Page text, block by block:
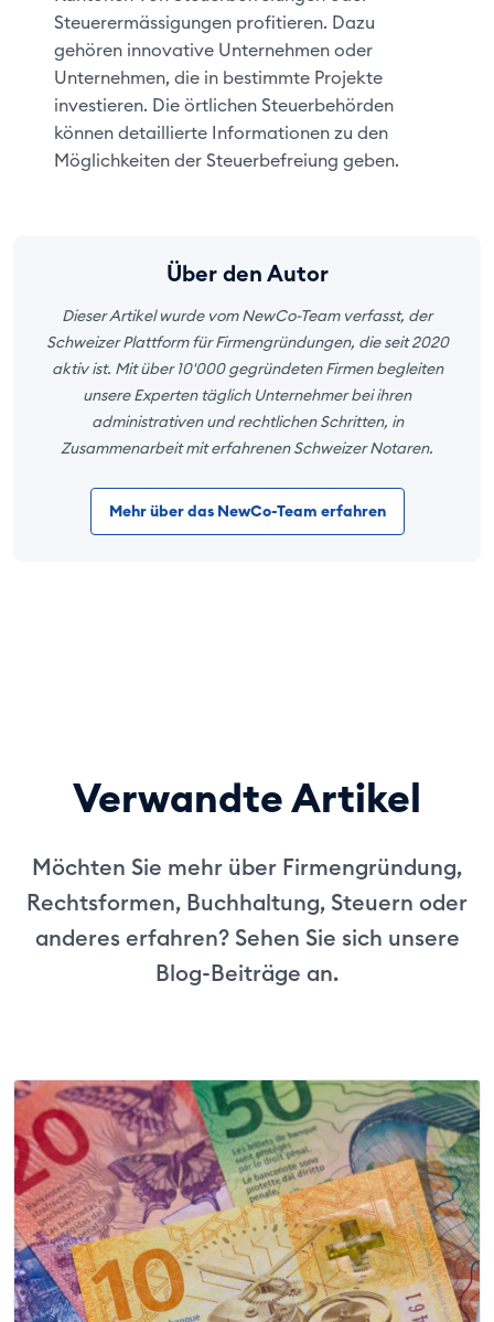
Steuerermässigungen profitieren. Dazu
gehören innovative Unternehmen oder
Unternehmen, die in bestimmte Projekte
investieren. Die örtlichen Steuerbehörden
können detaillierte Informationen zu den
Möglichkeiten der Steuerbefreiung geben.
Über den Autor
Dieser Artikel wurde vom NewCo-Team verfasst, der
Schweizer Plattform für Firmengründungen, die seit 2020
aktiv ist. Mit über 10'000 gegründeten Firmen begleiten
unsere Experten täglich Unternehmer bei ihren
administrativen und rechtlichen Schritten, in
Zusammenarbeit mit erfahrenen Schweizer Notaren.
Mehr über das NewCo-Team erfahren
Verwandte Artikel
Möchten Sie mehr über Firmengründung,
Rechtsformen, Buchhaltung, Steuern oder
anderes erfahren? Sehen Sie sich unsere
Blog-Beiträge an.